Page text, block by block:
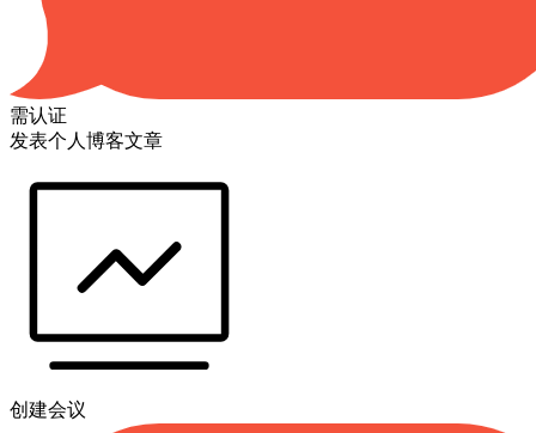
需认证
发表个人博客文章
创建会议